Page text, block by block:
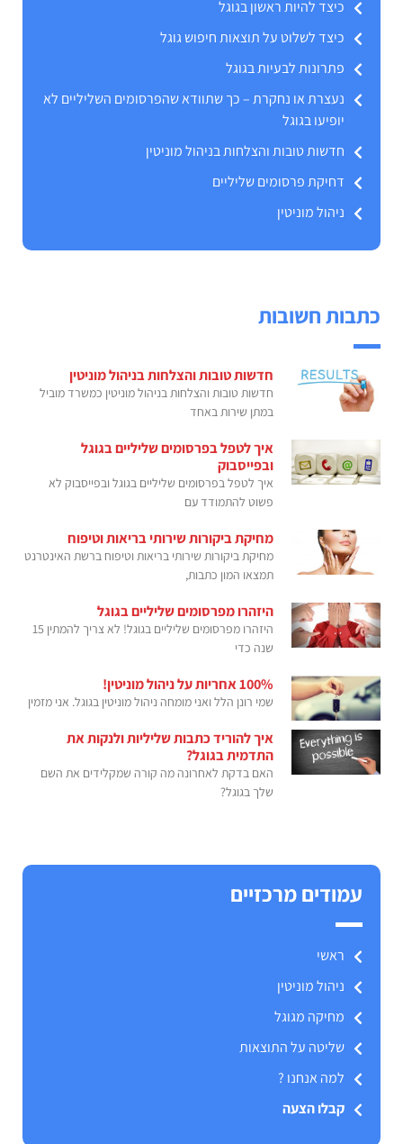
כיצד להיות ראשון בגוגל
כיצד לשלוט על תוצאות חיפוש גוגל
פתרונות לבעיות בגוגל
נעצרת או נחקרת – כך שתוודא שהפרסומים השליליים לא
יופיעו בגוגל
חדשות טובות והצלחות בניהול מוניטין
דחיקת פרסומים שליליים
ניהול מוניטין
כתבות חשובות
חדשות טובות והצלחות בניהול מוניטין
חדשות טובות והצלחות בניהול מוניטין כמשרד מוביל
במתן שירות באחד
איך לטפל בפרסומים שליליים בגוגל
ובפייסבוק
איך לטפל בפרסומים שליליים בגוגל ובפייסבוק לא
פשוט להתמודד עם
מחיקת ביקורות שירותי בריאות וטיפוח
מחיקת ביקורות שירותי בריאות וטיפוח ברשת האינטרנט
תמצאו המון כתבות,
היזהרו מפרסומים שליליים בגוגל
היזהרו מפרסומים שליליים בגוגל! לא צריך להמתין 15
שנה כדי
100% אחריות על ניהול מוניטין!
שמי רונן הלל ואני מומחה ניהול מוניטין בגוגל. אני מזמין
איך להוריד כתבות שליליות ולנקות את
התדמית בגוגל?
האם בדקת לאחרונה מה קורה שמקלידים את השם
שלך בגוגל?
עמודים מרכזיים
ראשי
ניהול מוניטין
מחיקה מגוגל
שליטה על התוצאות
למה אנחנו ?
קבלו הצעה